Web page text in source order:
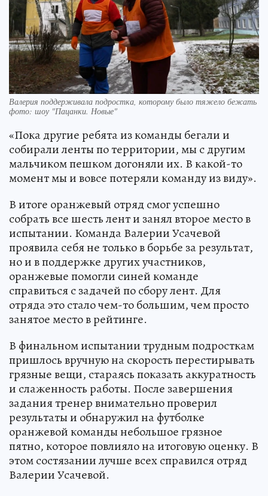
Валерия поддерживала подростка, которому было тяжело бежать
фото: шоу "Пацанки. Новые"
«Пока другие ребята из команды бегали и
собирали ленты по территории, мы с другим
мальчиком пешком догоняли их. В какой-то
момент мы и вовсе потеряли команду из виду».
В итоге оранжевый отряд смог успешно
собрать все шесть лент и занял второе место в
испытании. Команда Валерии Усачевой
проявила себя не только в борьбе за результат,
но и в поддержке других участников,
оранжевые помогли синей команде
справиться с задачей по сбору лент. Для
отряда это стало чем-то большим, чем просто
занятое место в рейтинге.
В финальном испытании трудным подросткам
пришлось вручную на скорость перестирывать
грязные вещи, стараясь показать аккуратность
и слаженность работы. После завершения
задания тренер внимательно проверил
результаты и обнаружил на футболке
оранжевой команды небольшое грязное
пятно, которое повлияло на итоговую оценку. В
этом состязании лучше всех справился отряд
Валерии Усачевой.